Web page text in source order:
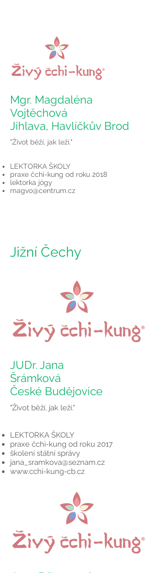
Mgr. Magdaléna
Vojtěchová
Jihlava, Havlíčkův Brod
"Život běží, jak leží."
LEKTORKA ŠKOLY
praxe čchi-kung od roku 2018
lektorka jógy
magvo@centrum.cz
Jižní Čechy
JUDr. Jana
Šrámková
České Budějovice
"Život běží, jak leží."
LEKTORKA ŠKOLY
praxe čchi-kung od roku 2017
školení státní správy
jana_sramkova@seznam.cz
www.cchi-kung-cb.cz